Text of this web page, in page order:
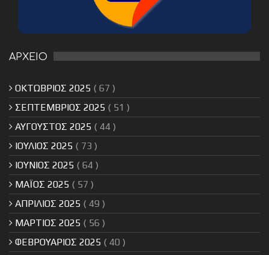
ΑΡΧΕΙΟ
ΟΚΤΩΒΡΙΟΣ 2025 ( 67 )
ΣΕΠΤΕΜΒΡΙΟΣ 2025 ( 51 )
ΑΥΓΟΥΣΤΟΣ 2025 ( 44 )
ΙΟΥΛΙΟΣ 2025 ( 73 )
ΙΟΥΝΙΟΣ 2025 ( 64 )
ΜΑΪΟΣ 2025 ( 57 )
ΑΠΡΙΛΙΟΣ 2025 ( 49 )
ΜΑΡΤΙΟΣ 2025 ( 56 )
ΦΕΒΡΟΥΑΡΙΟΣ 2025 ( 40 )